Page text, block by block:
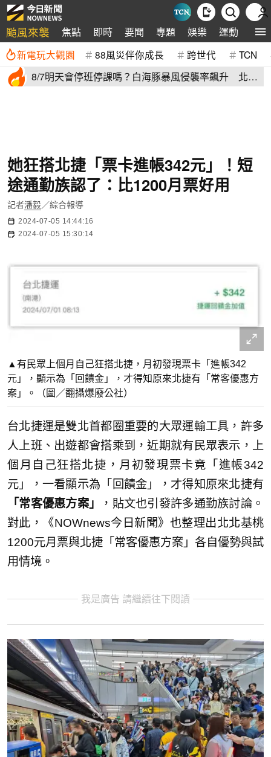
颱風來襲 焦點 即時 要聞 專題 娛樂 運動 全球
新電玩大觀園 88風災伴你成長 跨世代 TCN
8/7明天會停班停課嗎？白海豚暴風侵襲率飆升 北北
她狂搭北捷「票卡進帳342元」！短
途通勤族認了：比1200月票好用
記者潘毅／綜合報導
2024-07-05 14:44:16
2024-07-05 15:30:14
▲有民眾上個月自己狂搭北捷，月初發現票卡「進帳342
元」，顯示為「回饋金」，才得知原來北捷有「常客優惠方
案」。（圖／翻攝爆廢公社）
台北捷運是雙北首都圈重要的大眾運輸工具，許多
人上班、出遊都會搭乘到，近期就有民眾表示，上
個月自己狂搭北捷，月初發現票卡竟「進帳342
元」，一看顯示為「回饋金」，才得知原來北捷有
「常客優惠方案」
，貼文也引發許多通勤族討論。
對此，《NOWnews今日新聞》也整理出北北基桃
1200元月票與北捷「常客優惠方案」各自優勢與試
用情境。
我是廣告 請繼續往下閱讀